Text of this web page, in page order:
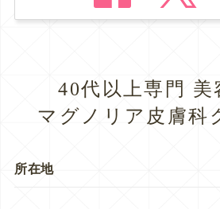
40代以上専門 美
マグノリア皮膚科
所在地